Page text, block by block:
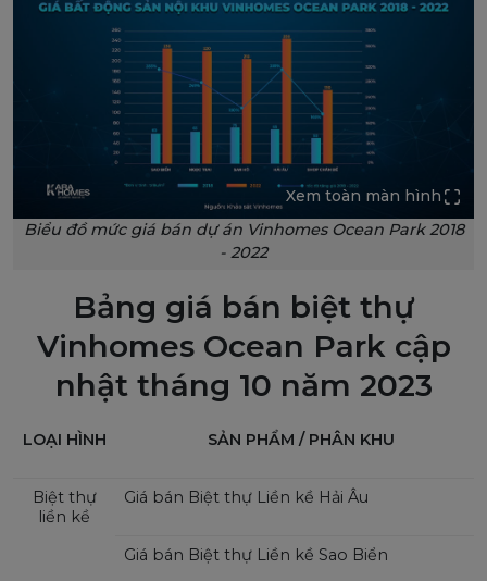
Xem toàn màn hình
Biểu đồ mức giá bán dự án Vinhomes Ocean Park 2018
- 2022
Bảng giá bán biệt thự
Vinhomes Ocean Park cập
nhật tháng 10 năm 2023
LOẠI HÌNH SẢN PHẨM / PHÂN KHU
Biệt thự
liền kề
Giá bán Biệt thự Liền kề Hải Âu
Giá bán Biệt thự Liền kề Sao Biển